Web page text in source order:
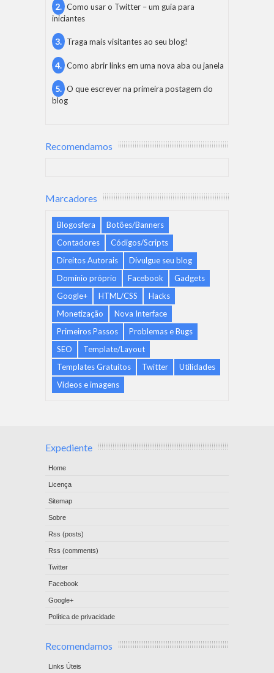
Como usar o Twitter – um guia para
iniciantes
Traga mais visitantes ao seu blog!
Como abrir links em uma nova aba ou janela
O que escrever na primeira postagem do
blog
Recomendamos
Marcadores
Blogosfera
Botões/Banners
Contadores
Códigos/Scripts
Direitos Autorais
Divulgue seu blog
Domínio próprio
Facebook
Gadgets
Google+
HTML/CSS
Hacks
Monetização
Nova Interface
Primeiros Passos
Problemas e Bugs
SEO
Template/Layout
Templates Gratuitos
Twitter
Utilidades
Vídeos e imagens
Expediente
Home
Licença
Sitemap
Sobre
Rss (posts)
Rss (comments)
Twitter
Facebook
Google+
Política de privacidade
Recomendamos
Links Úteis